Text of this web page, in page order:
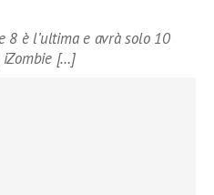
8 è l’ultima e avrà solo 10
iZombie […]